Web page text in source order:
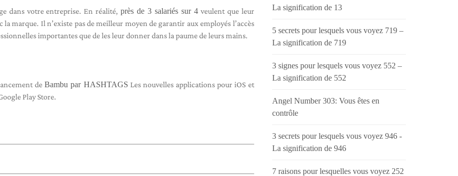
dans votre entreprise. En réalité,près de 3 salariés sur 4veulent que leur
la marque. Il n’existe pas de meilleur moyen de garantir aux employés l’accès
importantes que de les leur donner dans la paume de leurs mains.
deBambu par HASHTAGS Les nouvelles applications pour iOS et
Play Store.
La signification de 13
5 secrets pour lesquels vous voyez 719 –
La signification de 719
3 signes pour lesquels vous voyez 552 –
La signification de 552
Angel Number 303: Vous êtes en
contrôle
3 secrets pour lesquels vous voyez 946 -
La signification de 946
7 raisons pour lesquelles vous voyez 252